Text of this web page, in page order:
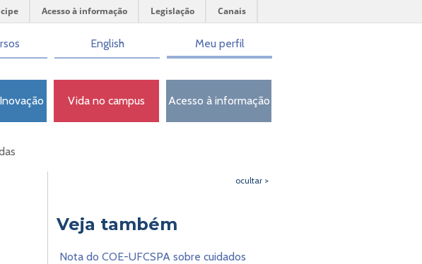
Acesso à informação Legislação Canais
English Meu perfil
Vida no campus Acesso à informação
ocultar >
Veja também
Nota do COE-UFCSPA sobre cuidados